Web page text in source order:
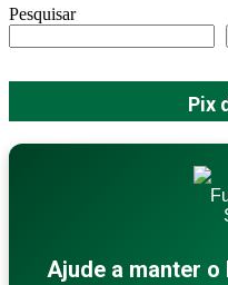
Pesquisar
Pix
Ajude a manter